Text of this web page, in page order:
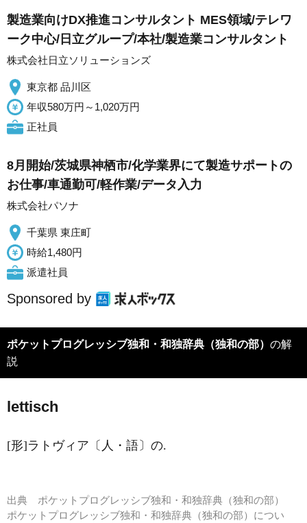
製造業向けDX推進コンサルタント MES領域/テレワ
ーク中心/日立グループ/本社/製造業コンサルタント
株式会社日立ソリューションズ
東京都 品川区
年収580万円～1,020万円
正社員
8月開始/茨城県神栖市/化学業界にて製造サポートの
お仕事/車通勤可/軽作業/データ入力
株式会社パソナ
千葉県 東庄町
時給1,480円
派遣社員
Sponsored by
ポケットプログレッシブ独和・和独辞典（独和の部） の解
説
lettisch
[形]ラトヴィア〔人・語〕の.
出典 ポケットプログレッシブ独和・和独辞典（独和の部）
ポケットプログレッシブ独和・和独辞典（独和の部）につい